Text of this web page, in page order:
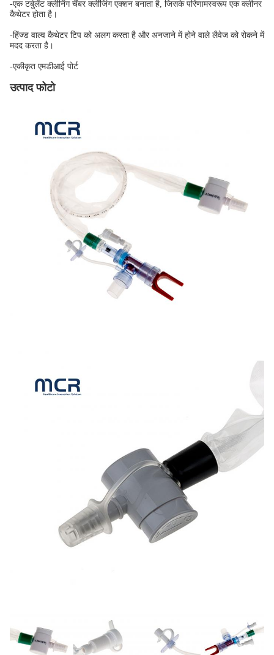
-एक टर्बुलेंट क्लीनिंग चैंबर क्लींजिंग एक्शन बनाता है, जिसके परिणामस्वरूप एक क्लीनर
कैथेटर होता है।
-हिंज्ड वाल्व कैथेटर टिप को अलग करता है और अनजाने में होने वाले लैवेज को रोकने में
मदद करता है।
-एकीकृत एमडीआई पोर्ट
उत्पाद फोटो